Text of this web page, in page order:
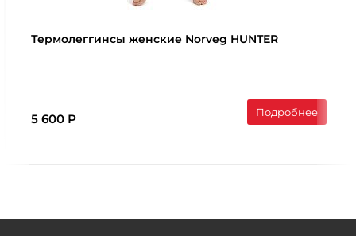
Термолеггинcы женские Norveg HUNTER
5 600 Р Подробнее